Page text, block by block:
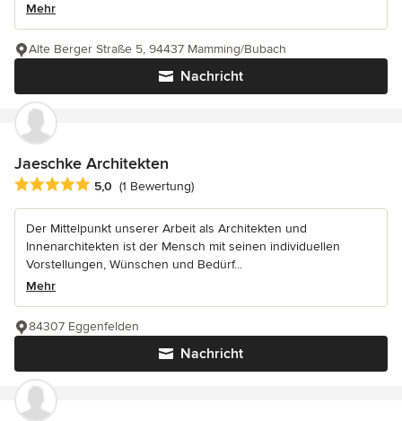
Mehr
Nachricht
Alte Berger Straße 5, 94437 Mamming/Bubach
Jaeschke Architekten
Durchschnittliche Bewertung: 5 von 5 Sternen
5,0 (1 Bewertung)
Der Mittelpunkt unserer Arbeit als Architekten und
Innenarchitekten ist der Mensch mit seinen individuellen
Vorstellungen, Wünschen und Bedürf...
Mehr
Nachricht
84307 Eggenfelden